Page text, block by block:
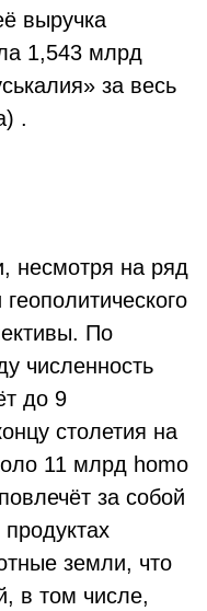
выручка
1,543 млрд
за весь
.
несмотря на ряд
По
численность
до 9
столетия на
11 млрд homo
за собой
земли, что
в том числе,